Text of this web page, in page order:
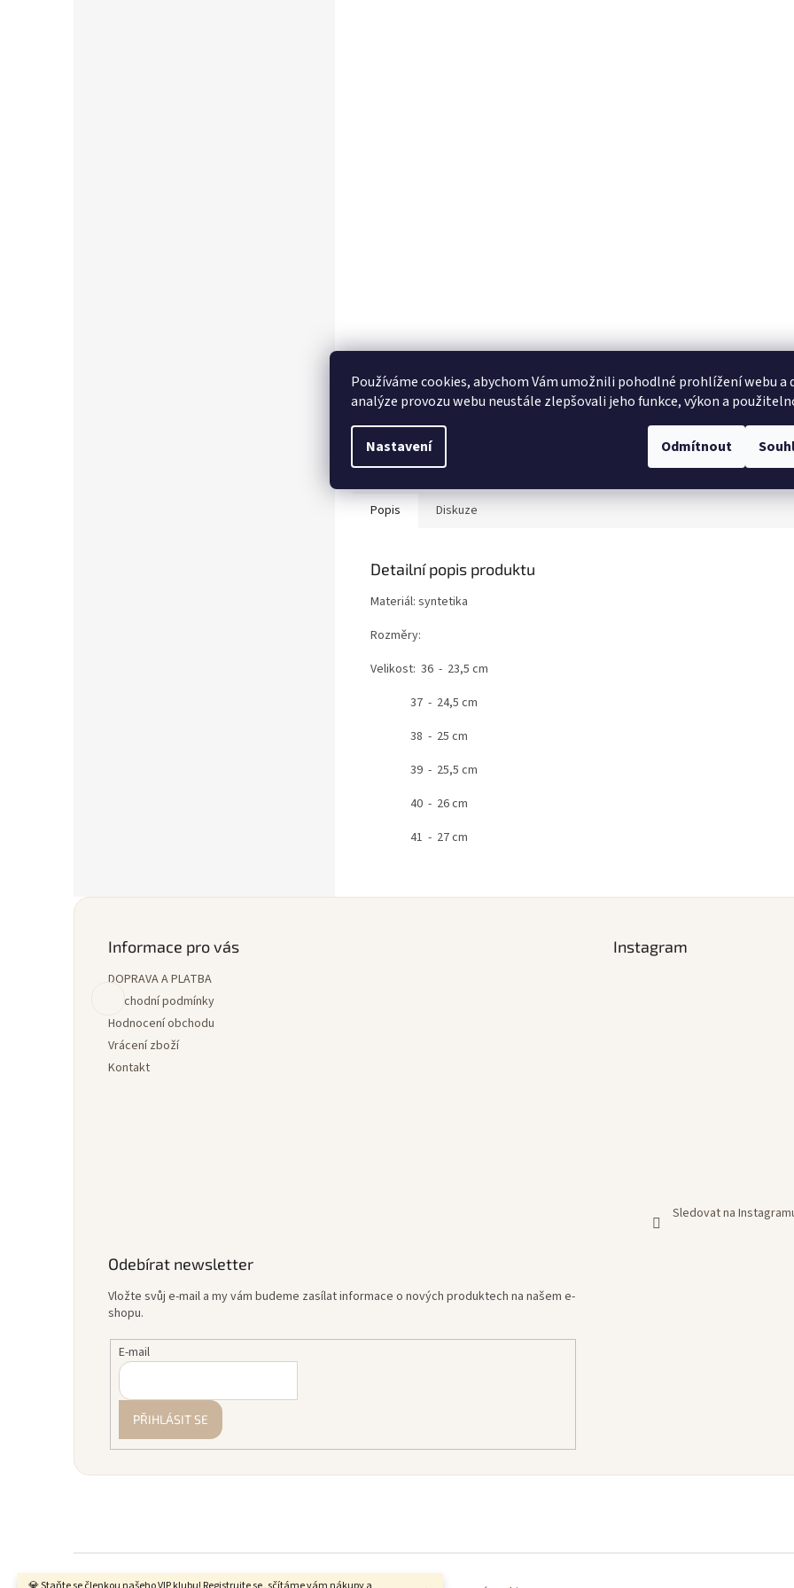
Používáme cookies, abychom Vám umožnili pohodlné prohlížení webu a
analýze provozu webu neustále zlepšovali jeho funkce, výkon a
Nastavení Odmítnout
Popis Diskuze
Detailní popis produktu
Materiál: syntetika
Rozměry:
Velikost: 36 - 23,5 cm
37 - 24,5 cm
38 - 25 cm
39 - 25,5 cm
40 - 26 cm
41 - 27 cm
Informace pro vás
DOPRAVA A PLATBA
Obchodní podmínky
Hodnocení obchodu
Vrácení zboží
Kontakt
Instagram
Sledovat na
Odebírat newsletter
Vložte svůj e-mail a my vám budeme zasílat informace o nových produktech na našem e-
shopu.
E-mail
PŘIHLÁSIT SE